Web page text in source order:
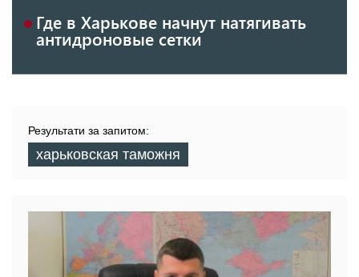
Где в Харькове начнут натягивать
антидроновые сетки
Результати за запитом:
харьковская таможня